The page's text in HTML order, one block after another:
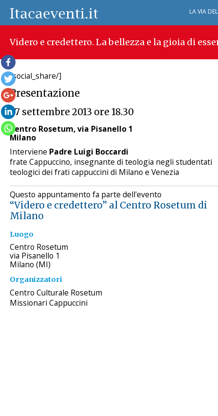
LA VIA
Videro e credettero. La bellezza e la gioia di
[social_share/]
Presentazione
27 settembre 2013 ore 18.30
Centro Rosetum, via Pisanello 1
Milano
Interviene Padre Luigi Boccardi
frate Cappuccino, insegnante di teologia negli studentati
teologici dei frati cappuccini di Milano e Venezia
Questo appuntamento fa parte dell'evento
“Videro e credettero” al Centro Rosetum di
Milano
Luogo
Centro Rosetum
via Pisanello 1
Milano (MI)
Organizzatori
Centro Culturale Rosetum
Missionari Cappuccini